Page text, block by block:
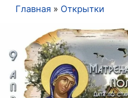
навигации
Главная Открытки